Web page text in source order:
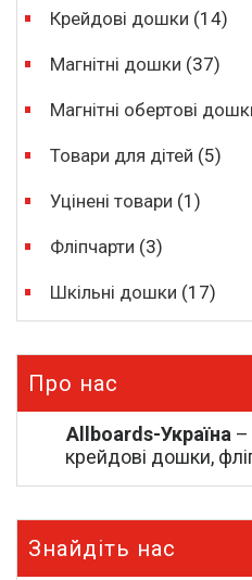
Крейдові дошки (14)
Магнітні дошки (37)
Магнітні обертові
Товари для дітей (5)
Уцінені товари (1)
Фліпчарти (3)
Шкільні дошки (17)
Про нас
Allboards-Україна–
крейдові дошки,
Знайдіть нас